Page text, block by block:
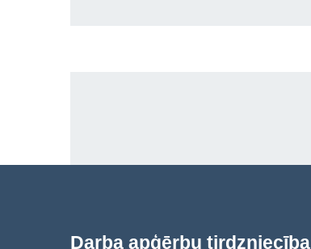
Darba apģērbu tirdzniecība